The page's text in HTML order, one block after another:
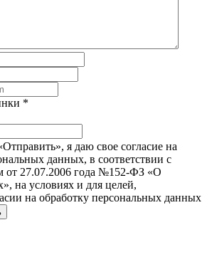
*
я даю свое согласие на
данных, в соответствии с
от 27.07.2006 года №152-ФЗ «О
на условиях и для целей,
на обработку персональных данных